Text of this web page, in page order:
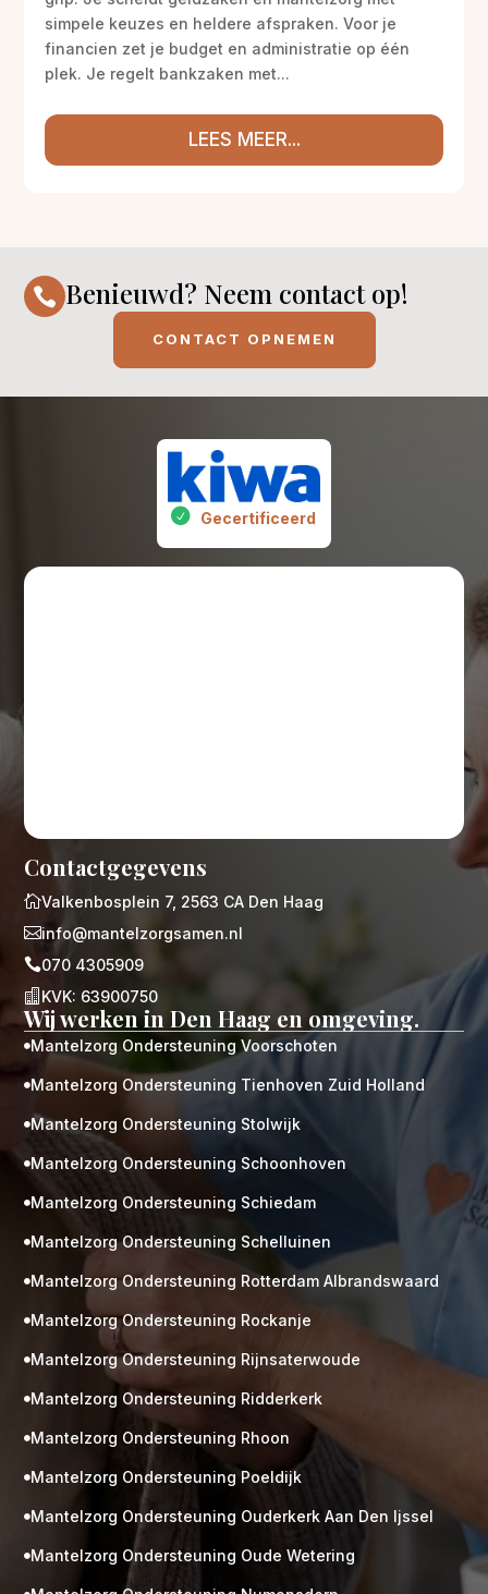
simpele keuzes en heldere afspraken. Voor je
financien zet je budget en administratie op één
plek. Je regelt bankzaken met...
LEES MEER...
 Benieuwd? Neem contact op!
CONTACT OPNEMEN
Gecertificeerd
Contactgegevens
Valkenbosplein 7, 2563 CA Den Haag
info@mantelzorgsamen.nl
070 4305909
 KVK: 63900750
Wij werken in Den Haag en omgeving.
 Mantelzorg Ondersteuning Voorschoten
 Mantelzorg Ondersteuning Tienhoven Zuid Holland
 Mantelzorg Ondersteuning Stolwijk
 Mantelzorg Ondersteuning Schoonhoven
 Mantelzorg Ondersteuning Schiedam
 Mantelzorg Ondersteuning Schelluinen
 Mantelzorg Ondersteuning Rotterdam Albrandswaard
 Mantelzorg Ondersteuning Rockanje
 Mantelzorg Ondersteuning Rijnsaterwoude
 Mantelzorg Ondersteuning Ridderkerk
 Mantelzorg Ondersteuning Rhoon
 Mantelzorg Ondersteuning Poeldijk
 Mantelzorg Ondersteuning Ouderkerk Aan Den Ijssel
 Mantelzorg Ondersteuning Oude Wetering